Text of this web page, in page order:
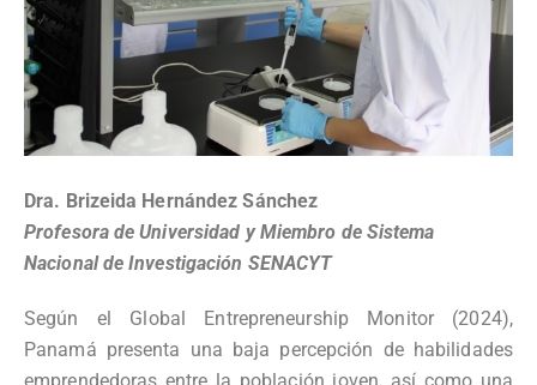
Dra. Brizeida Hernández Sánchez
Profesora de Universidad y Miembro de Sistema
Nacional de Investigación SENACYT
Según el Global Entrepreneurship Monitor (2024),
Panamá presenta una baja percepción de habilidades